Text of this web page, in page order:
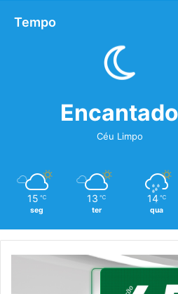
Tempo
Encantado
Céu Limpo
15 ℃
seg
13 ℃
ter
14 ℃
qua